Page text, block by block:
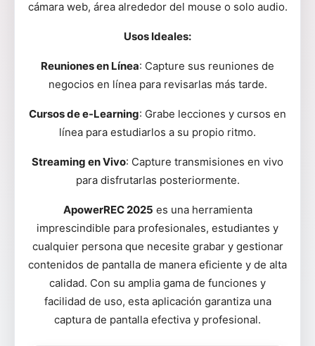
cámara web, área alrededor del mouse o solo audio.
Usos Ideales:
Reuniones en Línea: Capture sus reuniones de
negocios en línea para revisarlas más tarde.
Cursos de e-Learning: Grabe lecciones y cursos en
línea para estudiarlos a su propio ritmo.
Streaming en Vivo: Capture transmisiones en vivo
para disfrutarlas posteriormente.
ApowerREC 2025 es una herramienta
imprescindible para profesionales, estudiantes y
cualquier persona que necesite grabar y gestionar
contenidos de pantalla de manera eficiente y de alta
calidad. Con su amplia gama de funciones y
facilidad de uso, esta aplicación garantiza una
captura de pantalla efectiva y profesional.